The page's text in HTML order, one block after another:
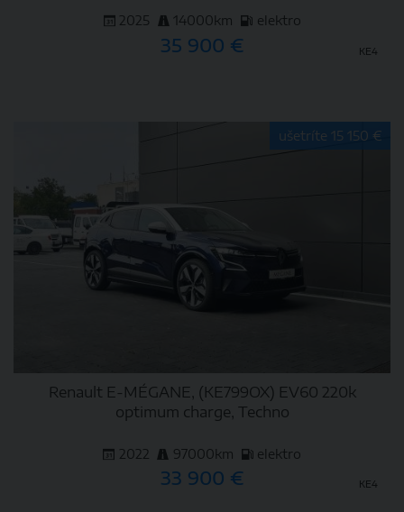
2025 14000km elektro
35 900 € KE4
ušetríte 15 150 €
Renault E-MÉGANE, (KE799OX) EV60 220k
optimum charge, Techno
2022 97000km elektro
33 900 € KE4